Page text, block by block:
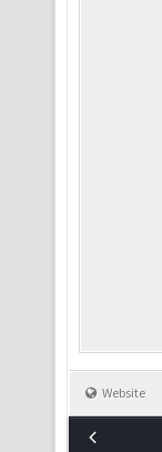
Website